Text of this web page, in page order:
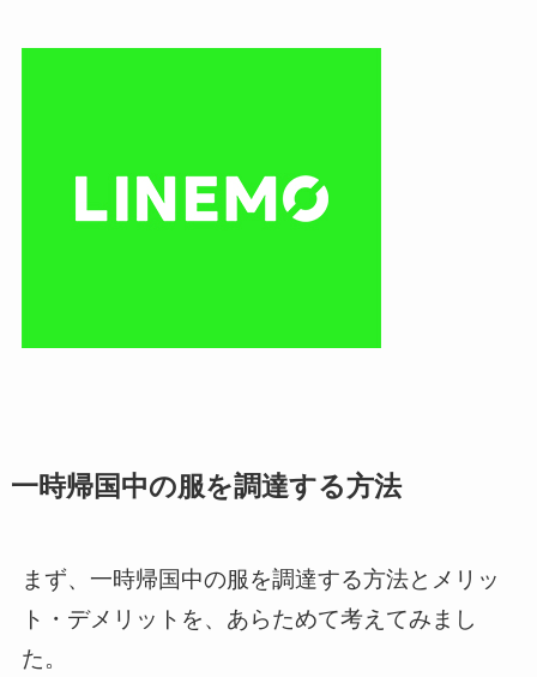
一時帰国中の服を調達する方法
まず、一時帰国中の服を調達する方法とメリッ
ト・デメリットを、あらためて考えてみまし
た。